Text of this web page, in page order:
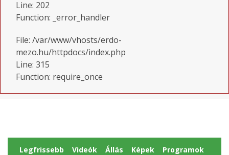
Line: 202
Function: _error_handler
File: /var/www/vhosts/erdo-
mezo.hu/httpdocs/index.php
Line: 315
Function: require_once
Legfrissebb Videók Állás Képek
Programok